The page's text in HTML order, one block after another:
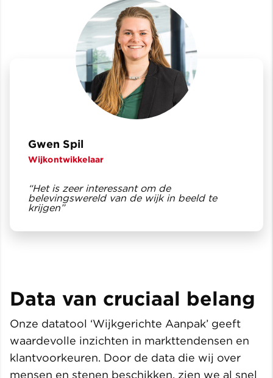
Gwen Spil
Wijkontwikkelaar
“Het is zeer interessant om de
belevingswereld van de wijk in beeld te
krijgen”
Data van cruciaal belang
Onze datatool ‘Wijkgerichte Aanpak’ geeft
waardevolle inzichten in markttendensen en
klantvoorkeuren. Door de data die wij over
mensen en stenen beschikken, zien we al snel